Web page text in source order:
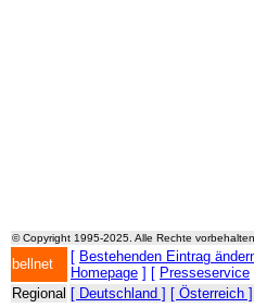
© Copyright 1995-2025. Alle Rechte
bellnet [ Bestehenden Eintrag
Homepage ] [ Presseservice
Regional [ Deutschland ] [ Österreich ]